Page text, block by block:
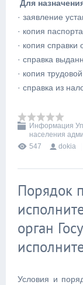
Для
· заявление
· копия паспорта
· копия
· справка
· копия
· справка из
Информация
населения
547
dokia
Порядок
орган
Условия и